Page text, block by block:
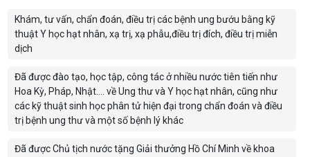
Khám, tư vấn, chẩn đoán, điều trị các bệnh ung bướu bằng kỹ
thuật Y học hạt nhân, xạ trị, xạ phẫu,điều trị đích, điều trị miễn
dịch
Đã được đào tạo, học tập, công tác ở nhiều nước tiên tiến như
Hoa Kỳ, Pháp, Nhật…. về Ung thư và Y học hạt nhân, cũng như
các kỹ thuật sinh học phân tử hiện đại trong chẩn đoán và điều
trị bệnh ung thư và một số bệnh lý khác
Đã được Chủ tịch nước tặng Giải thưởng Hồ Chí Minh về khoa